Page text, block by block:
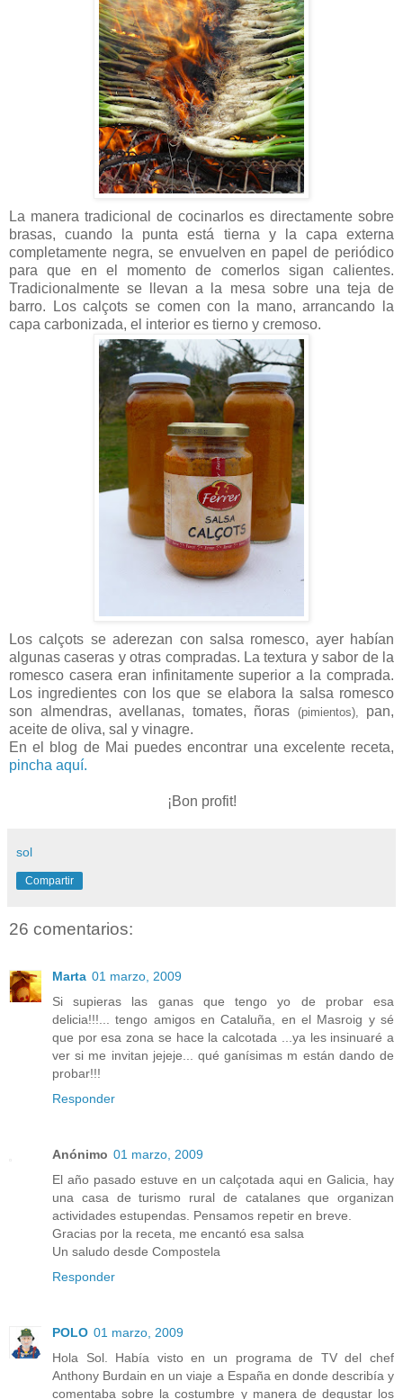
La manera tradicional de cocinarlos es directamente sobre
brasas, cuando la punta está tierna y la capa externa
completamente negra, se envuelven en papel de periódico
para que en el momento de comerlos sigan calientes.
Tradicionalmente se llevan a la mesa sobre una teja de
barro. Los calçots se comen con la mano, arrancando la
capa carbonizada, el interior es tierno y cremoso.
Los calçots se aderezan con salsa romesco, ayer habían
algunas caseras y otras compradas. La textura y sabor de la
romesco casera eran infinitamente superior a la comprada.
Los ingredientes con los que se elabora la salsa romesco
son almendras, avellanas, tomates, ñoras (pimientos), pan,
aceite de oliva, sal y vinagre.
En el blog de Mai puedes encontrar una excelente receta,
pincha aquí.
¡Bon profit!
sol
Compartir
26 comentarios:
Marta 01 marzo, 2009
Si supieras las ganas que tengo yo de probar esa
delicia!!!... tengo amigos en Cataluña, en el Masroig y sé
que por esa zona se hace la calcotada ...ya les insinuaré a
ver si me invitan jejeje... qué ganísimas m están dando de
probar!!!
Responder
Anónimo 01 marzo, 2009
El año pasado estuve en un calçotada aqui en Galicia, hay
una casa de turismo rural de catalanes que organizan
actividades estupendas. Pensamos repetir en breve.
Gracias por la receta, me encantó esa salsa
Un saludo desde Compostela
Responder
POLO 01 marzo, 2009
Hola Sol. Había visto en un programa de TV del chef
Anthony Burdain en un viaje a España en donde describía y
comentaba sobre la costumbre y manera de degustar los